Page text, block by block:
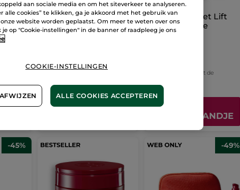
Liftend Anti-
rimpelserum
45,90 €
IN
Verzorgingsset Lift
Pro Collagène
Ter vergelijking met de
WINKELMANDJE
-45% -49%
aan sociale media en om het siteverkeer te analyseren.
alle cookies” te klikken, ga je akkoord met het gebruik van
website worden geplaatst. Om meer te weten over ons
op "Cookie-instellingen" in de banner of raadpleeg je ons
COOKIE-INSTELLINGEN
ALLE COOKIES ACCEPTEREN